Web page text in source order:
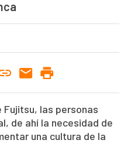
Fujitsu, las personas
de ahí la necesidad de
una cultura de la